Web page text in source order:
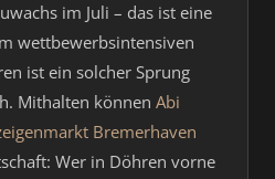
im Juli – das ist eine
wettbewerbsintensiven
ist ein solcher Sprung
Mithalten können Abi
Bremerhaven
Wer in Döhren vorne